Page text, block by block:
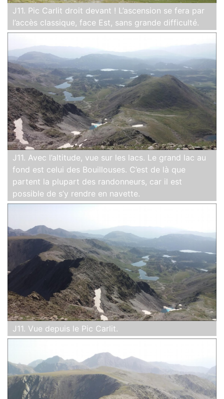
J11. Pic Carlit droit devant ! L’ascension se fera par
l’accès classique, face Est, sans grande difficulté.
J11. Avec l’altitude, vue sur les lacs. Le grand lac au
fond est celui des Bouillouses. C’est de là que
partent la plupart des randonneurs, car il est
possible de s’y rendre en navette.
J11. Vue depuis le Pic Carlit.